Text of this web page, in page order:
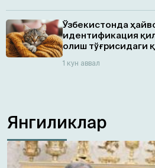
Ўзбекистонда
идентификация
олиш тўғрисидаги
1 кун аввал
Янгиликлар